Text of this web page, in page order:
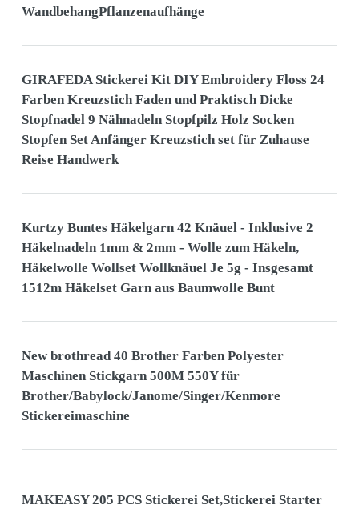
WandbehangPflanzenaufhänge
GIRAFEDA Stickerei Kit DIY Embroidery Floss 24
Farben Kreuzstich Faden und Praktisch Dicke
Stopfnadel 9 Nähnadeln Stopfpilz Holz Socken
Stopfen Set Anfänger Kreuzstich set für Zuhause
Reise Handwerk
Kurtzy Buntes Häkelgarn 42 Knäuel - Inklusive 2
Häkelnadeln 1mm & 2mm - Wolle zum Häkeln,
Häkelwolle Wollset Wollknäuel Je 5g - Insgesamt
1512m Häkelset Garn aus Baumwolle Bunt
New brothread 40 Brother Farben Polyester
Maschinen Stickgarn 500M 550Y für
Brother/Babylock/Janome/Singer/Kenmore
Stickereimaschine
MAKEASY 205 PCS Stickerei Set,Stickerei Starter